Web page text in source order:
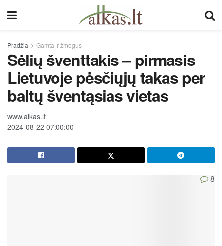
Pradžia Gamta ir žmogus
Sėlių šventtakis – pirmasis
Lietuvoje pėsčiųjų takas per
baltų šventąsias vietas
www.alkas.lt
2024-08-22 07:00:00
8